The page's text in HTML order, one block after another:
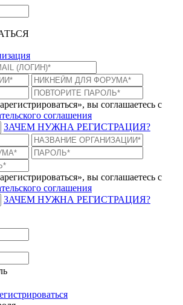
вы соглашаетесь с
соглашения
ЗАЧЕМ НУЖНА РЕГИСТРАЦИЯ?
вы соглашаетесь с
соглашения
ЗАЧЕМ НУЖНА РЕГИСТРАЦИЯ?